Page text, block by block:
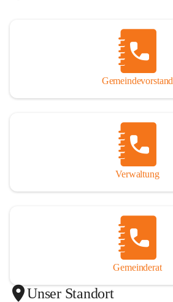
Gemeindevorstand
Verwaltung
Gemeinderat
Unser Standort